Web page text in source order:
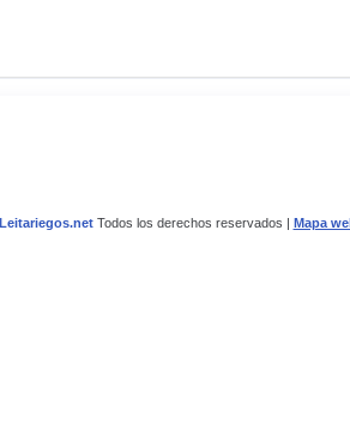
Leitariegos.netTodos los derechos reservados | Mapa